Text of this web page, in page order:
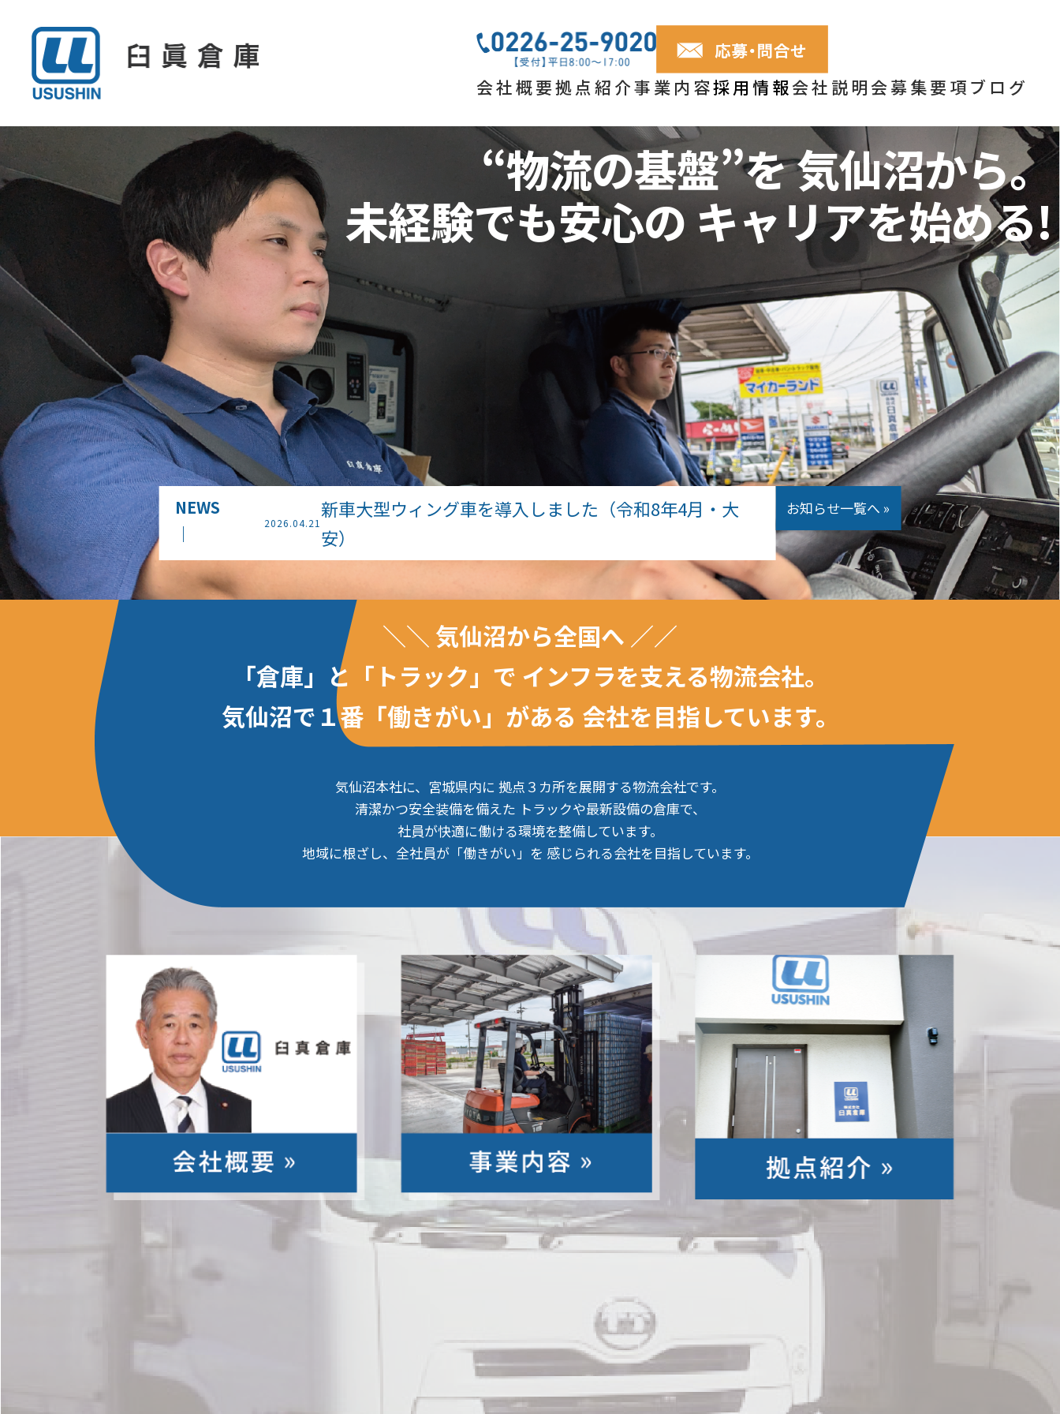
会社概要拠点紹介事業内容採用情報会社説明会募集要項 ブログ
“物流の基盤”を気仙沼から。
未経験でも安心のキャリアを始める!
NEWS
｜
2026.04.21
新車大型ウィング車を導入しました（令和8年4月・大
安）
お知らせ一覧へ »
＼＼ 気仙沼から全国へ ／／
「倉庫」と「トラック」で インフラを支える物流会社。
気仙沼で１番「働きがい」がある 会社を目指しています。
気仙沼本社に、宮城県内に 拠点３カ所を展開する物流会社です。
清潔かつ安全装備を備えた トラックや最新設備の倉庫で、
社員が快適に働ける環境を整備しています。
地域に根ざし、全社員が「働きがい」を 感じられる会社を目指しています。